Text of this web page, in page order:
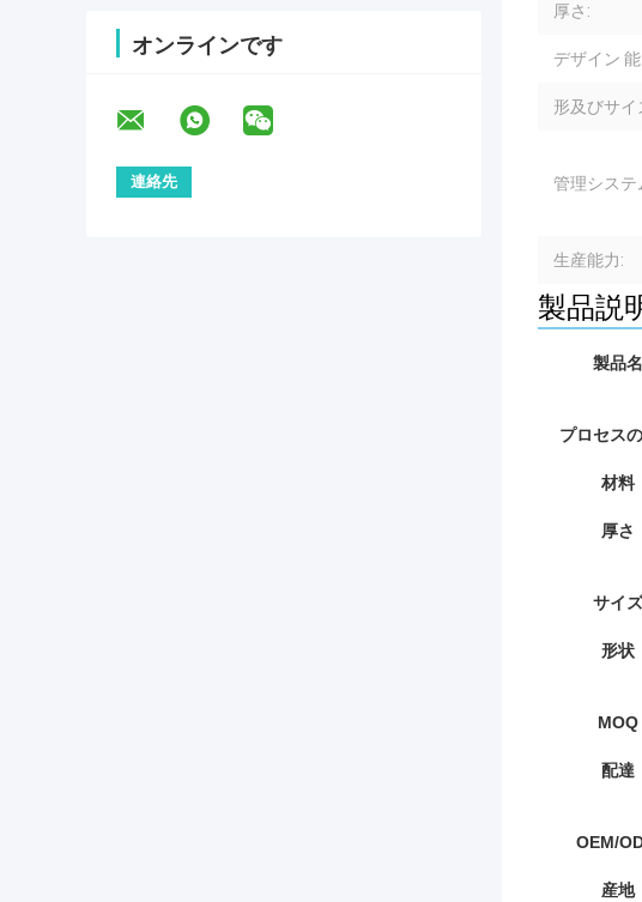
オンラインです
厚さ:
デザイン
形及びサイ
管理システ
生産能力:
製品説
製品名
プロセス
材料
厚さ
サイズ
形状
MOQ
配達
OEM/
産地